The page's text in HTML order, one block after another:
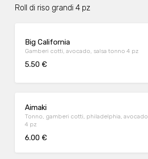
Roll di riso grandi 4 pz
Big California
Gamberi cotti, avocado, salsa tonno 4 pz
5.50 €
Aimaki
Tonno, gamberi cotti, philadelphia, avocado
4 pz
6.00 €